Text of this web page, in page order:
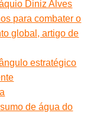
Diniz Alves
para combater o
global, artigo de
estratégico
de água do